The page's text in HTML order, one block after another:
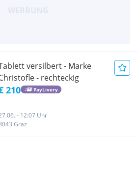
versilbert - Marke
- rechteckig
210 PayLivery
- 12:07 Uhr
Graz